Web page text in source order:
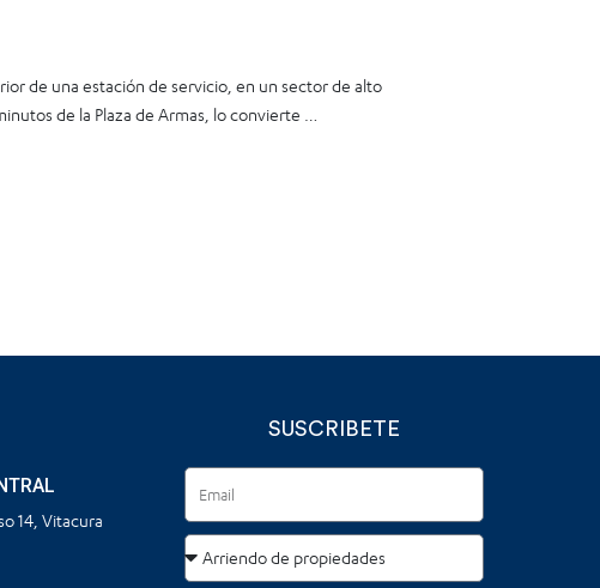
de una estación de servicio, en un sector de alto
de la Plaza de Armas, lo convierte …
14, Vitacura
SUSCRIBETE